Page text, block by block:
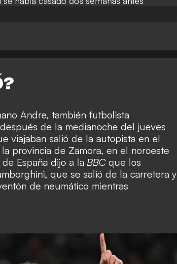
Andre, también futbolista
de la medianoche del jueves
viajaban salió de la autopista en el
provincia de Zamora, en el noroeste
España dijo a la BBC que los
que se salió de la carretera y
de neumático mientras